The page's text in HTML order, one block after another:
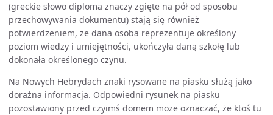
(greckie słowo diploma znaczy zgięte na pół od sposobu
przechowywania dokumentu) stają się również
potwierdzeniem, że dana osoba reprezentuje określony
poziom wiedzy i umiejętności, ukończyła daną szkołę lub
dokonała określonego czynu.
Na Nowych Hebrydach znaki rysowane na piasku służą jako
doraźna informacja. Odpowiedni rysunek na piasku
pozostawiony przed czyimś domem może oznaczać, że ktoś tu